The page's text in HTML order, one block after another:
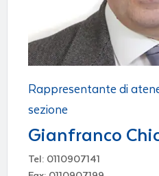
Rappresentante di
sezione
Gianfranco
Tel: 0110907141